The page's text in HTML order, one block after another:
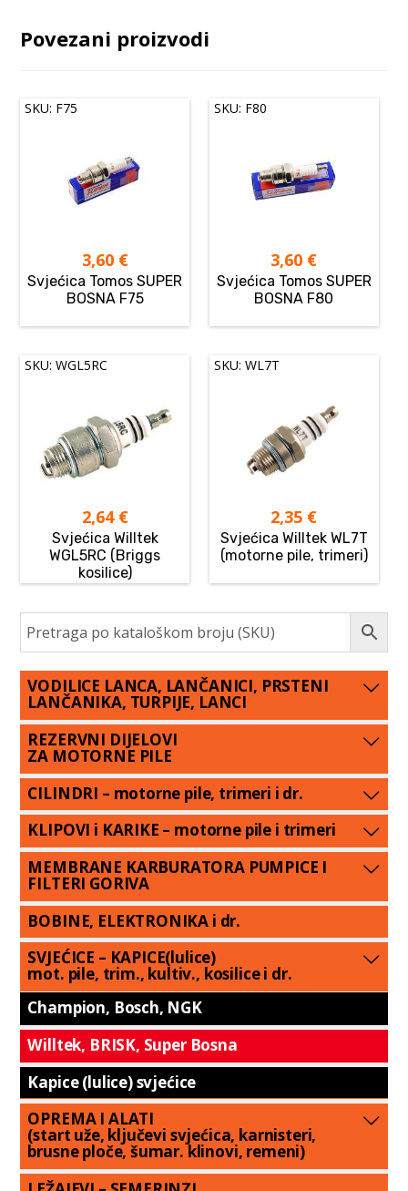
Povezani proizvodi
SKU: F75
3,60 €
Svjećica Tomos SUPER
BOSNA F75
SKU: F80
3,60 €
Svjećica Tomos SUPER
BOSNA F80
SKU: WGL5RC
2,64 €
Svjećica Willtek
WGL5RC (Briggs
kosilice)
SKU: WL7T
2,35 €
Svjećica Willtek WL7T
(motorne pile, trimeri)
VODILICE LANCA, LANČANICI, PRSTENI
LANČANIKA, TURPIJE, LANCI
REZERVNI DIJELOVI
ZA MOTORNE PILE
CILINDRI – motorne pile, trimeri i dr.
KLIPOVI i KARIKE – motorne pile i trimeri
MEMBRANE KARBURATORA PUMPICE I
FILTERI GORIVA
BOBINE, ELEKTRONIKA i dr.
SVJEĆICE – KAPICE(lulice)
mot. pile, trim., kultiv., kosilice i dr.
Champion, Bosch, NGK
Willtek, BRISK, Super Bosna
Kapice (lulice) svjećice
OPREMA I ALATI
(start uže, ključevi svjećica, karnisteri,
brusne ploče, šumar. klinovi, remeni)